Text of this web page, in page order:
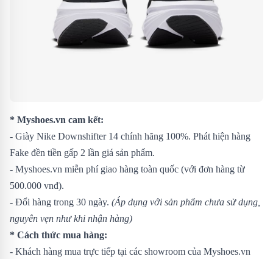
* Myshoes.vn cam kết:
- Giày Nike Downshifter 14 chính hãng 100%. Phát hiện hàng
Fake đền tiền gấp 2 lần giá sản phẩm.
- Myshoes.vn miễn phí giao hàng toàn quốc (với đơn hàng từ
500.000 vnđ).
- Đổi hàng trong 30 ngày. (Áp dụng với sản phẩm chưa sử dụng,
nguyên vẹn như khi nhận hàng)
* Cách thức mua hàng:
- Khách hàng mua trực tiếp tại các showroom của Myshoes.vn